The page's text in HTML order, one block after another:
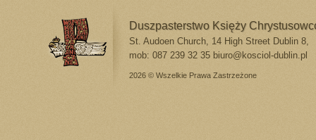
Duszpasterstwo Księży
St. Audoen Church, 14 High Street Dublin 8,
mob: 087 239 32 35 biuro@kosciol-dublin.pl
2026 © Wszelkie Prawa Zastrzeżone